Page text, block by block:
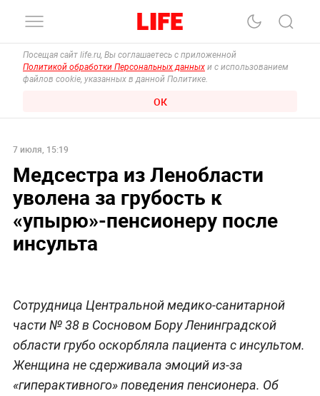
Посещая сайт life.ru, Вы соглашаетесь с приложенной
Политикой обработки Персональных данных и с использованием
файлов cookie, указанных в данной Политике.
ОК
7 июля, 15:19
Медсестра из Ленобласти
уволена за грубость к
«упырю»-пенсионеру после
инсульта
Сотрудница Центральной медико-санитарной
части № 38 в Сосновом Бору Ленинградской
области грубо оскорбляла пациента с инсультом.
Женщина не сдерживала эмоций из-за
«гиперактивного» поведения пенсионера. Об